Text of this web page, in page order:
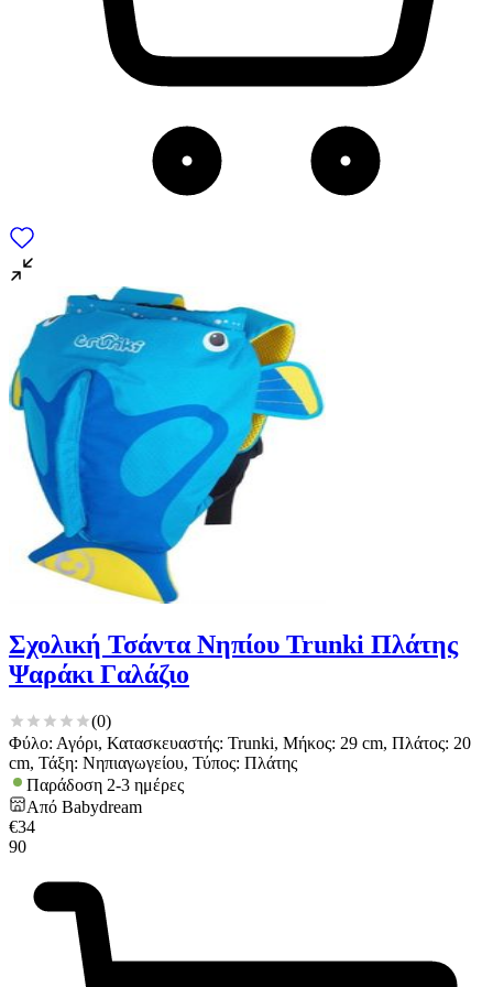
Σχολική Τσάντα Νηπίου Trunki Πλάτης
Ψαράκι Γαλάζιο
(0)
Φύλο: Αγόρι, Κατασκευαστής: Trunki, Μήκος: 29 cm, Πλάτος: 20
cm, Τάξη: Νηπιαγωγείου, Τύπος: Πλάτης
Παράδοση 2-3 ημέρες
Από Babydream
€34
90